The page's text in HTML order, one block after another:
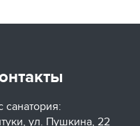
санатория:
ул. Пушкина, 22